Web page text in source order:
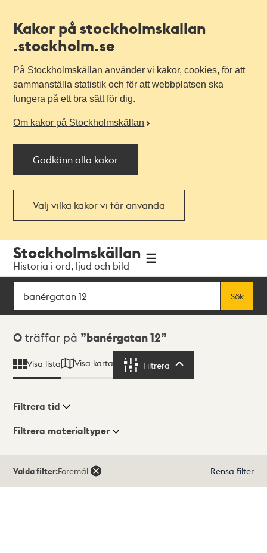
Kakor på stockholmskallan
.stockholm.se
På Stockholmskällan använder vi kakor, cookies, för att
sammanställa statistik och för att webbplatsen ska
fungera på ett bra sätt för dig.
Om kakor på Stockholmskällan
Godkänn alla kakor
Välj vilka kakor vi får använda
navigationen
huvudinnehållet
Stockholmskällan
Historia i ord, ljud och bild
Sök
Sök
Sökresultat
0 träffar på banérgatan 12
Visa lista Visa karta Filtrera
Visningsläge
Filtrera tid
Filtrera materialtyper
träffar
Valda filter:Föremål Rensa filter